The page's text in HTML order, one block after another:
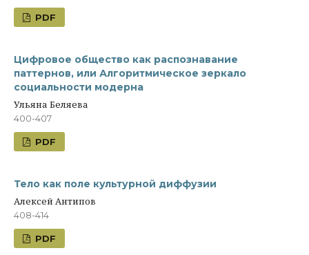
PDF
Цифровое общество как распознавание
паттернов, или Алгоритмическое зеркало
социальности модерна
Ульяна Беляева
400-407
PDF
Тело как поле культурной диффузии
Алексей Антипов
408-414
PDF